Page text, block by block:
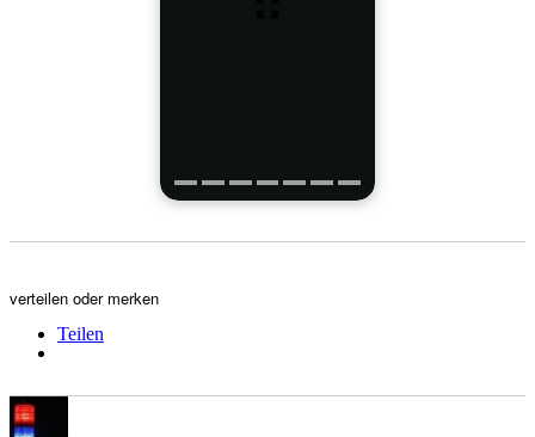
verteilen oder merken
Teilen